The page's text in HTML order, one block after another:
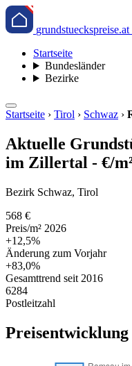
grundstueckspreise.at
Startseite
Bundesländer
Bezirke
Startseite › Tirol › Schwaz ›
Aktuelle
im Zillertal - €/
Bezirk Schwaz, Tirol
568 €
Preis/m² 2026
+12,5%
Änderung zum Vorjahr
+83,0%
Gesamttrend seit 2016
6284
Postleitzahl
Preisentwicklung